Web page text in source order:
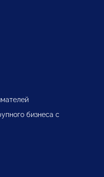
бизнеса с